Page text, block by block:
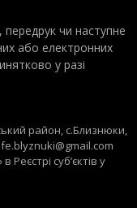
передрук чи наступне
або електронних
у разі
район, с.Близнюки,
суб’єктів у